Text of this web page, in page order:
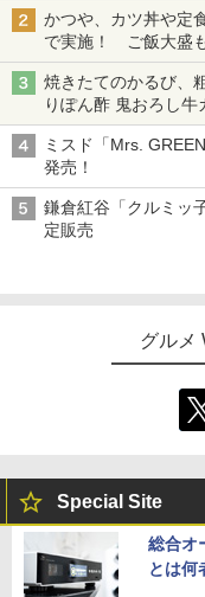
かつや、カツ丼や定
で実施！ ご飯大盛
焼きたてのかるび、
りぽん酢 鬼おろし
ミスド「Mrs.
発売！
鎌倉紅谷「クルミッ
定販売
グルメ
Special Site
総合オ
とは何